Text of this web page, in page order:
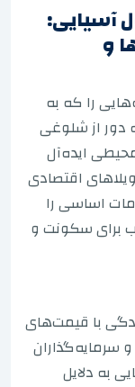
آسیایی:
و
را که به
دور از شلوغی
ایده‌آل
اقتصادی
اساسی را
برای سکونت و
با قیمت‌های
سرمایه‌گذاران
به دلایل